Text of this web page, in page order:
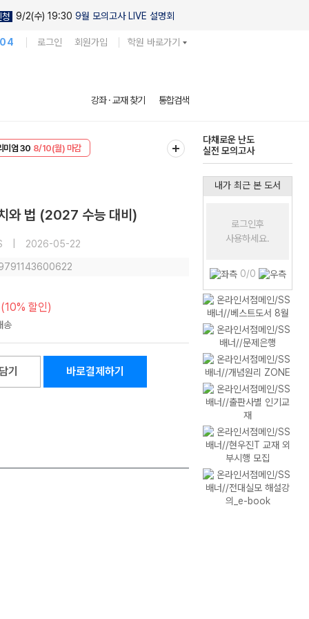
청 9/2(수) 19:30 9월 모의고사 LIVE 설명회
로그인 회원가입 학원 바로가기
강좌 · 교재 찾기 통합검색
8/10(월) 마감
다채로운 난도
실전 모의고사
와 법 (2027 수능 대비)
2026-05-22
(10% 할인)
기 바로결제하기
내가 최근 본 도서
로그인후
사용하세요.
0/0